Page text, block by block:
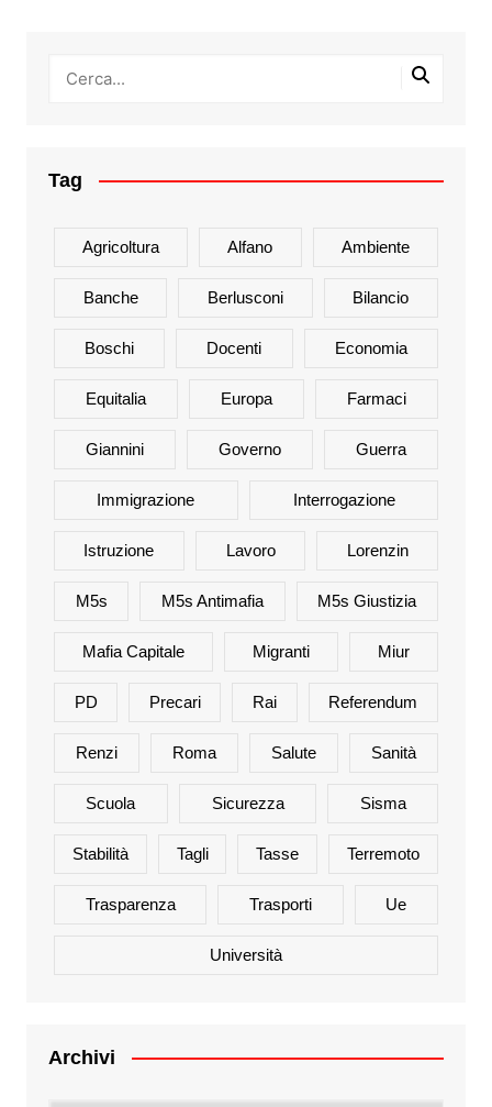
Tag
Agricoltura Alfano Ambiente
Banche Berlusconi Bilancio
Boschi Docenti Economia
Equitalia Europa Farmaci
Giannini Governo Guerra
Immigrazione Interrogazione
Istruzione Lavoro Lorenzin
M5s M5s Antimafia M5s Giustizia
Mafia Capitale Migranti Miur
PD Precari Rai Referendum
Renzi Roma Salute Sanità
Scuola Sicurezza Sisma
Stabilità Tagli Tasse Terremoto
Trasparenza Trasporti Ue
Università
Archivi